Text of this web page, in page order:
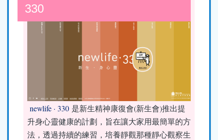
330
newlife · 330 是新生精神康復會(新生會)推出提
升身心靈健康的計劃，旨在讓大家用最簡單的方
法，透過持續的練習，培養靜觀那種靜心觀察生